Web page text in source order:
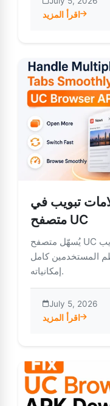
اقرأ المزيد
تبويب في
متصفح UC
يُسهّل متصفح UC إدارة العديد من علامات التبويب
المستخدمين كامل
إمكانياته.
July 5, 2026
اقرأ المزيد